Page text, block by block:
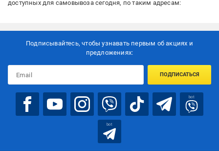
доступных для самовывоза сегодня, по таким адресам:
Подписывайтесь, чтобы узнавать первым об акцияx и
предложениях:
ПОДПИСАТЬСЯ
bot
bot